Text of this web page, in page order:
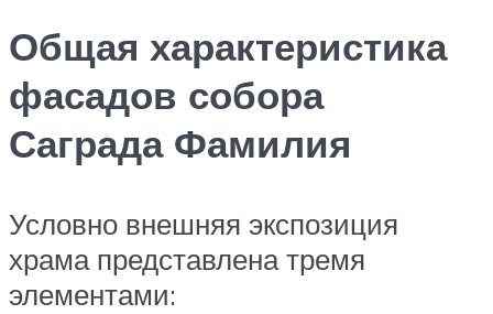
Общая характеристика
фасадов собора
Саграда Фамилия
Условно внешняя экспозиция
храма представлена тремя
элементами: